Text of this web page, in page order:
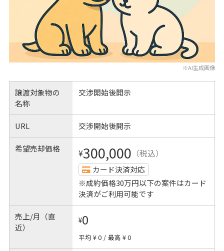
※AI生成画像
譲渡対象物の
名称
交渉開始後開示
URL 交渉開始後開示
希望売却価格 ¥300,000 （税込）
カード決済対応
※成約価格30万円以下の案件はカード
決済がご利用可能です
売上/月（直
近）
¥0
平均 ¥ 0 / 最高 ¥ 0